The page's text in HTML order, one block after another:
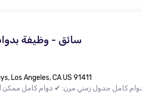
سائق - وظيفة
Los Angeles, CA US 91411
كامل جدول زمني مرن: ✔ دوام كامل ممكن